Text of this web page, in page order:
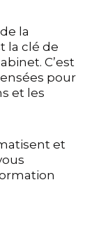
la
la clé de
C’est
pour
et les
et